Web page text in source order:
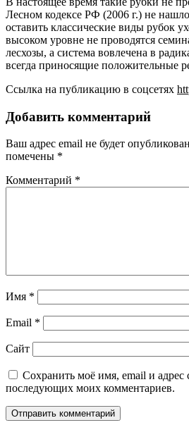
Лесном кодексе РФ (2006 г.) не
оставить классические виды рубок
высоком уровне не проводятся
лесхозы, а система вовлечена в
всегда приносящие положительные
Ссылка на публикацию в соцсетях
Добавить комментарий
Ваш адрес email не будет
помечены *
Комментарий *
Имя *
Email *
Сайт
Сохранить моё имя, email и адрес
последующих моих комментариев.